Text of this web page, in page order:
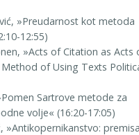
»Preudarnost kot metoda
12:55)
»Acts of Citation as Acts
of Using Texts
Sartrove metode za
volje« (16:20-17:05)
»Antikopernikanstvo: